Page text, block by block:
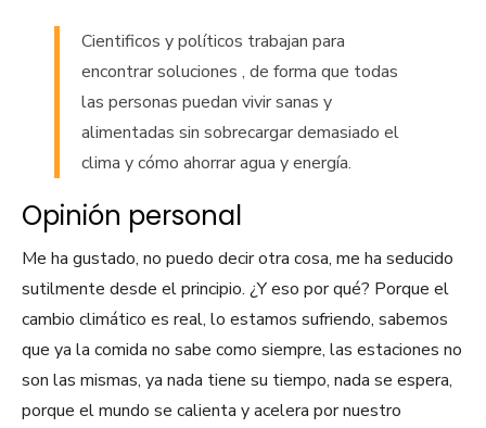
Cientificos y políticos trabajan para
encontrar soluciones , de forma que todas
las personas puedan vivir sanas y
alimentadas sin sobrecargar demasiado el
clima y cómo ahorrar agua y energía.
Opinión personal
Me ha gustado, no puedo decir otra cosa, me ha seducido
sutilmente desde el principio. ¿Y eso por qué? Porque el
cambio climático es real, lo estamos sufriendo, sabemos
que ya la comida no sabe como siempre, las estaciones no
son las mismas, ya nada tiene su tiempo, nada se espera,
porque el mundo se calienta y acelera por nuestro